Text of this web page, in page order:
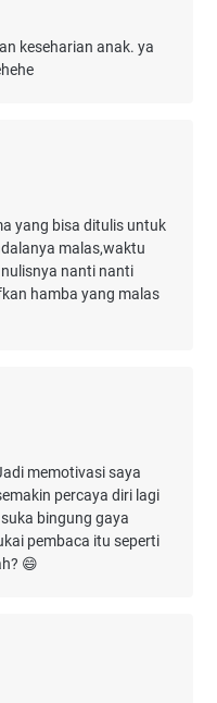
keseharian anak. ya
yang bisa ditulis untuk
malas,waktu
nanti nanti
hamba yang malas
memotivasi saya
percaya diri lagi
bingung gaya
pembaca itu seperti
😄